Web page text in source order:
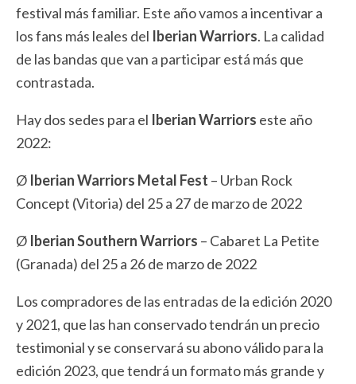
festival más familiar. Este año vamos a incentivar a
los fans más leales del Iberian Warriors. La calidad
de las bandas que van a participar está más que
contrastada.
Hay dos sedes para el Iberian Warriors este año
2022:
Ø Iberian Warriors Metal Fest – Urban Rock
Concept (Vitoria) del 25 a 27 de marzo de 2022
Ø Iberian Southern Warriors – Cabaret La Petite
(Granada) del 25 a 26 de marzo de 2022
Los compradores de las entradas de la edición 2020
y 2021, que las han conservado tendrán un precio
testimonial y se conservará su abono válido para la
edición 2023, que tendrá un formato más grande y